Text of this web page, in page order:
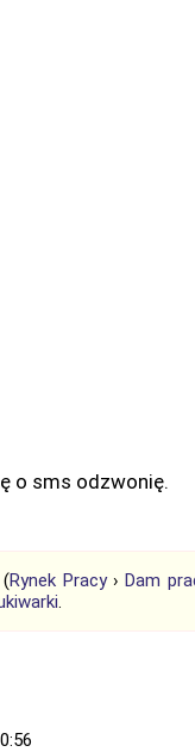
o sms odzwonię.
(Rynek Pracy›Dam
.